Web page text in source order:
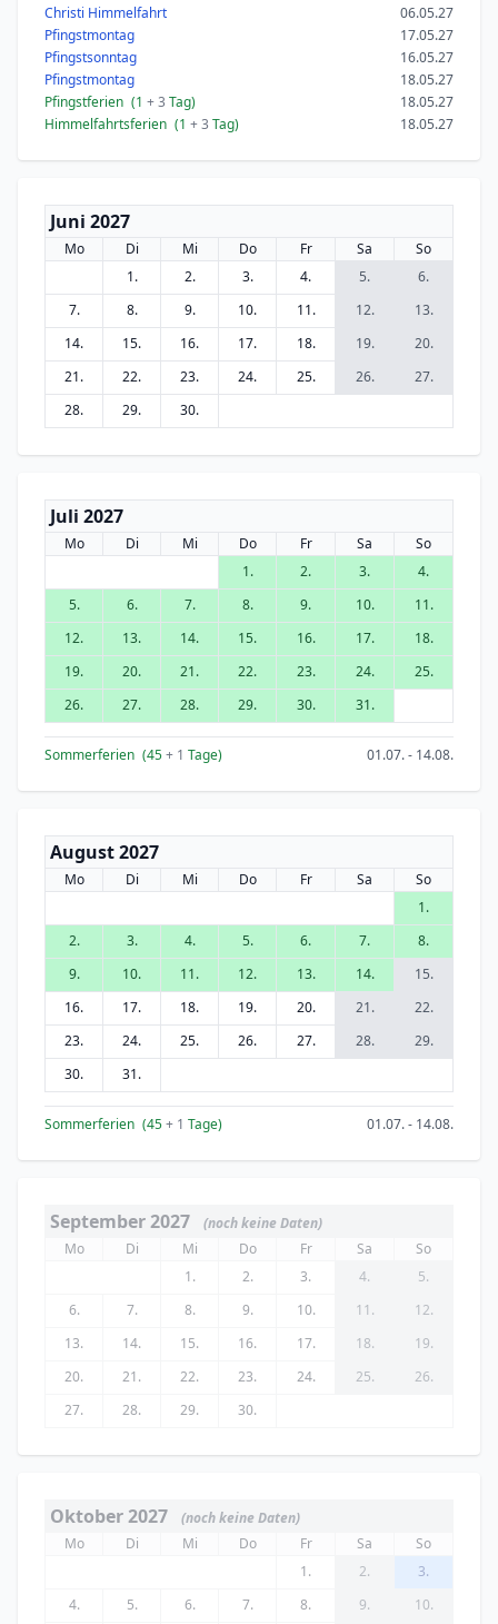
Christi Himmelfahrt
06.05.27
Pfingstmontag
17.05.27
Pfingstsonntag
16.05.27
Pfingstmontag
18.05.27
Pfingstferien (1 + 3 Tag)
18.05.27
Himmelfahrtsferien (1 + 3 Tag) 18.05.27
Juni 2027
Mo Di Mi Do Fr Sa
So
1.
2. 3. 4. 5.
6.
7.
8. 9. 10. 11. 12.
13.
14.
15. 16. 17. 18. 19.
20.
21.
22. 23. 24. 25. 26.
27.
28.
29. 30.
Juli 2027
Mo Di Mi Do Fr Sa
So
1.
2. 3.
4.
5.
6. 7. 8. 9. 10.
11.
12.
13. 14. 15. 16. 17.
18.
19.
20. 21. 22. 23. 24.
25.
26.
27. 28. 29. 30. 31.
Sommerferien (45+ 1 Tage) 01.07. - 14.08.
August 2027
Mo Di Mi Do Fr Sa
So
1.
2.
3. 4. 5. 6. 7.
8.
9.
10. 11. 12. 13. 14.
15.
16.
17. 18. 19. 20. 21.
22.
23.
24. 25. 26. 27. 28.
29.
30.
31.
Sommerferien (45+ 1 Tage) 01.07. - 14.08.
September 2027
(noch keine Daten)
Mo
Di Mi Do Fr Sa
So
1.
2. 3. 4.
5.
6.
7. 8. 9. 10. 11.
12.
13.
14. 15. 16. 17. 18.
19.
20.
21. 22. 23. 24. 25.
26.
27.
28. 29. 30.
Oktober 2027
(noch keine Daten)
Mo
Di Mi Do Fr Sa
So
1.
2.
3.
4.
5. 6. 7. 8. 9.
10.